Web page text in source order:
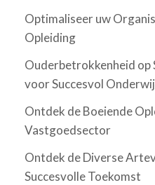
Optimaliseer uw
Opleiding
Ouderbetrokkenheid op
voor Succesvol
Ontdek de Boeiende
Vastgoedsector
Ontdek de Diverse
Succesvolle Toekomst